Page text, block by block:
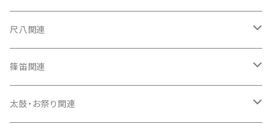
箏カバー
箏袋
口前袋・尾布
三味線（本体）
三味線ケース
長トランク・三ツ折トランク
雨用カバー
尺八関連
尺八（本体）
尺八袋
篠笛関連
篠笛（本体）
太鼓・お祭り関連